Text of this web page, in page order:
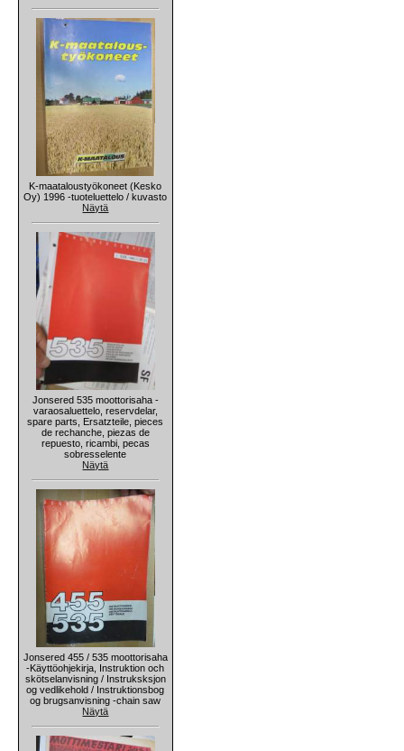
K-maataloustyökoneet (Kesko
Oy) 1996 -tuoteluettelo / kuvasto
Näytä
Jonsered 535 moottorisaha -
varaosaluettelo, reservdelar,
spare parts, Ersatzteile, pieces
de rechanche, piezas de
repuesto, ricambi, pecas
sobresselente
Näytä
Jonsered 455 / 535 moottorisaha
-Käyttöohjekirja, Instruktion och
skötselanvisning / Instruksksjon
og vedlikehold / Instruktionsbog
og brugsanvisning -chain saw
Näytä